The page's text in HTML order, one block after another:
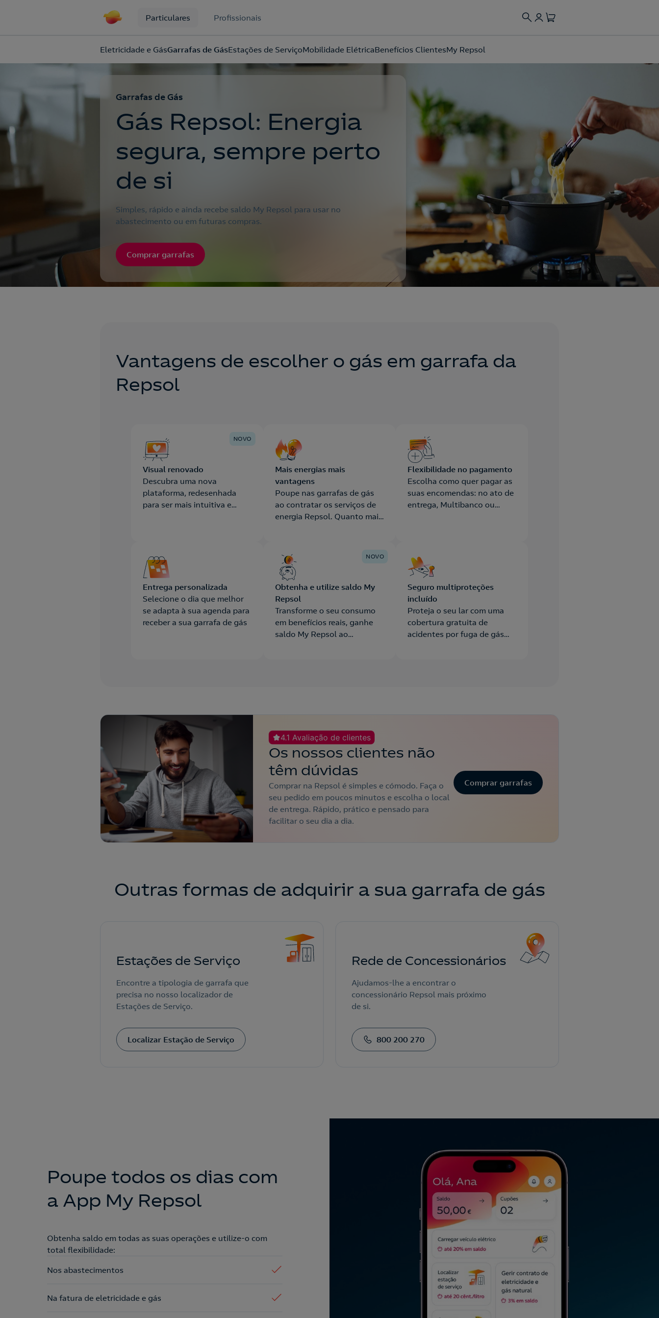
Particulares Profissionais
Eletricidade e GásGarrafas de GásEstações de ServiçoMobilidade ElétricaBenefícios ClientesMy Repsol
Acepto lapolítica de protección de datos.
Garrafas de Gás
Gás Repsol: Energia
segura, sempre perto
de si
Simples, rápido e ainda recebe saldo My Repsol para usar no
abastecimento ou em futuras compras.
Comprar garrafas
Vantagens de escolher o gás em garrafa da
Repsol
NOVO
Visual renovado
Descubra uma nova
plataforma, redesenhada
para ser mais intuitiva e
Mais energias mais
vantagens
Poupe nas garrafas de gás
ao contratar os serviços de
energia Repsol. Quanto mais
Flexibilidade no pagamento
Escolha como quer pagar as
suas encomendas: no ato de
entrega, Multibanco ou
Entrega personalizada
Selecione o dia que melhor
se adapta à sua agenda para
receber a sua garrafa de gás
NOVO
Obtenha e utilize saldo My
Repsol
Transforme o seu consumo
em benefícios reais, ganhe
saldo My Repsol ao
Seguro multiproteções
incluído
Proteja o seu lar com uma
cobertura gratuita de
acidentes por fuga de gás
4.1 Avaliação de clientes
Os nossos clientes não
têm dúvidas
Comprar na Repsol é simples e cómodo. Faça o
seu pedido em poucos minutos e escolha o local
de entrega. Rápido, prático e pensado para
facilitar o seu dia a dia.
Comprar garrafas
Outras formas de adquirir a sua garrafa de gás
Estações de Serviço
Encontre a tipologia de garrafa que
precisa no nosso localizador de
Estações de Serviço.
Localizar Estação de Serviço
Rede de Concessionários
Ajudamos-lhe a encontrar o
concessionário Repsol mais próximo
de si.
800 200 270
Poupe todos os dias com
a App My Repsol
Obtenha saldo em todas as suas operações e utilize-o com
total flexibilidade:
Nos abastecimentos
Na fatura de eletricidade e gás